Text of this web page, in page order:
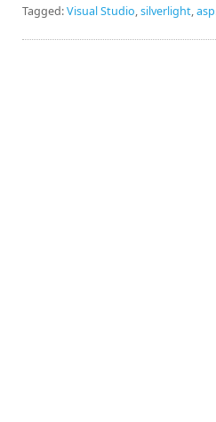
Tagged:Visual Studio,silverlight,